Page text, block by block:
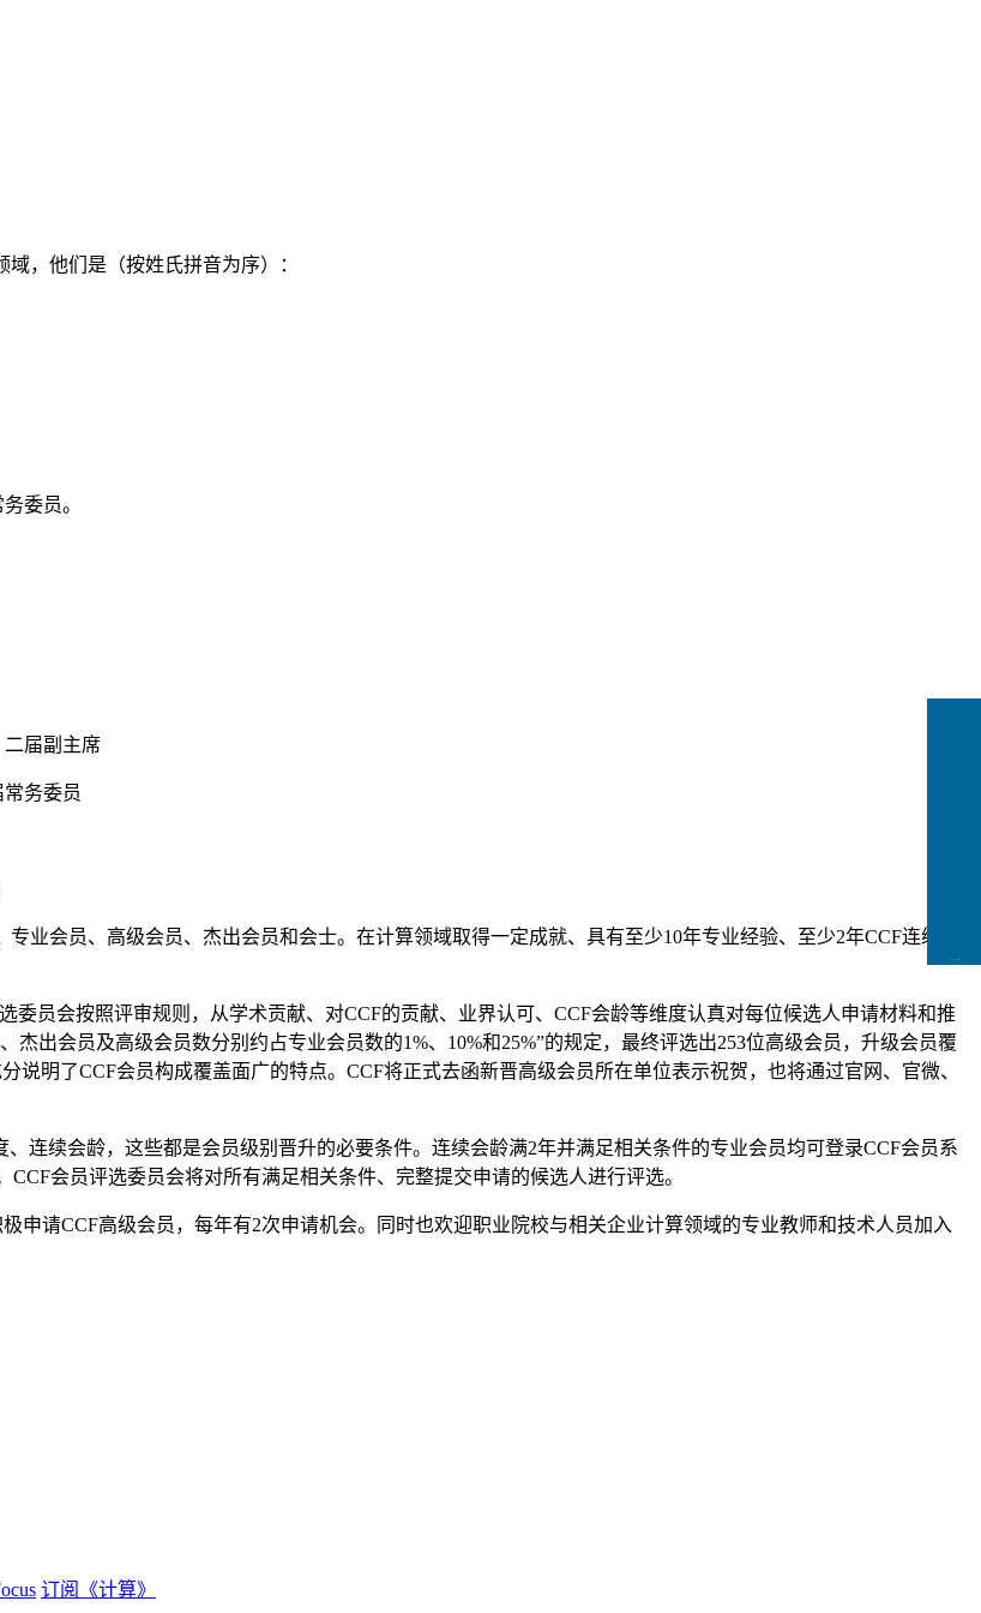
域，他们是（按姓氏拼音为序）：
委员。
二届副主席
务委员
业会员、高级会员、杰出会员和会士。在计算领域取得一定成就、具有至少10年专业经验、至少2年CCF连续会
委员会按照评审规则，从学术贡献、对CCF的贡献、业界认可、CCF会龄等维度认真对每位候选人申请材料和推
出会员及高级会员数分别约占专业会员数的1%、10%和25%”的规定，最终评选出253位高级会员，升级会员覆
说明了CCF会员构成覆盖面广的特点。CCF将正式去函新晋高级会员所在单位表示祝贺，也将通过官网、官微、
连续会龄，这些都是会员级别晋升的必要条件。连续会龄满2年并满足相关条件的专业会员均可登录CCF会员系
会员评选委员会将对所有满足相关条件、完整提交申请的候选人进行评选。
申请CCF高级会员，每年有2次申请机会。同时也欢迎职业院校与相关企业计算领域的专业教师和技术人员加入
订阅《计算》